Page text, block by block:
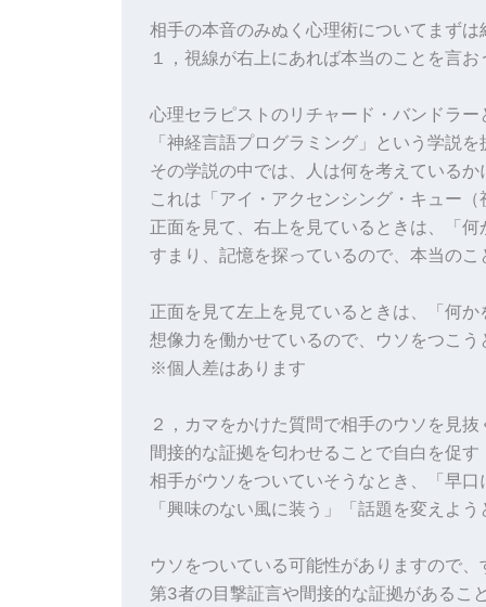
相手の本音のみぬく心理術についてまずは
１，視線が右上にあれば本当のことを言お
心理セラピストのリチャード・バンドラ
「神経言語プログラミング」という学説を
その学説の中では、人は何を考えている
これは「アイ・アクセンシング・キュー（
正面を見て、右上を見ているときは、「何
すまり、記憶を探っているので、本当のこ
正面を見て左上を見ているときは、「何か
想像力を働かせているので、ウソをつこう
※個人差はあります
２，カマをかけた質問で相手のウソを見抜
間接的な証拠を匂わせることで自白を促す
相手がウソをついていそうなとき、「早口
「興味のない風に装う」「話題を変えよ
ウソをついている可能性がありますので
第3者の目撃証言や間接的な証拠があるこ